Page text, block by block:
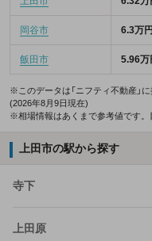
岡谷市 6.3万円
飯田市 5.96万
※このデータは「ニフティ不動産」
(2026年8月9日現在)
※相場情報はあくまで参考値です。
上田市の駅から探す
寺下
上田原